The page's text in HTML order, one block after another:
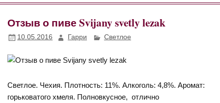
Отзыв о пиве Svijany svetly lezak
10.05.2016 Гарри Светлое
Светлое. Чехия. Плотность: 11%. Алкоголь: 4,8%. Аромат:
горьковатого хмеля. Полновкусное, отлично